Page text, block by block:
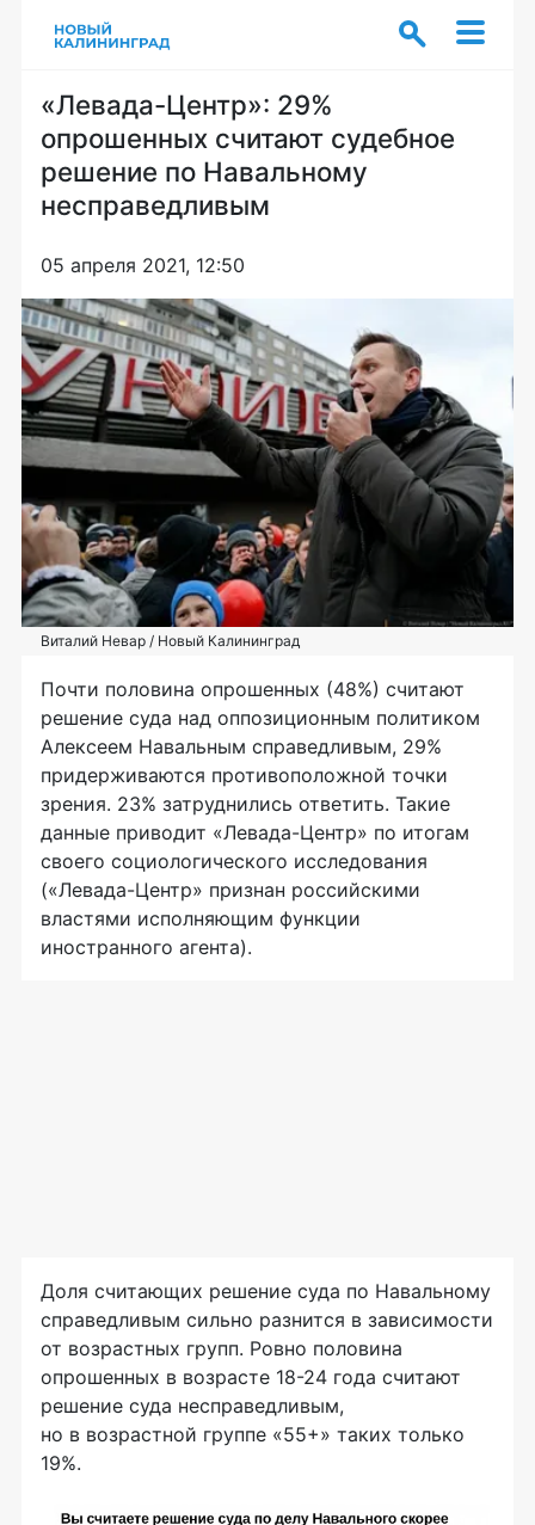
«Левада-Центр»: 29%
опрошенных считают судебное
решение по Навальному
несправедливым
05 апреля 2021, 12:50
Виталий Невар / Новый Калининград
Почти половина опрошенных (48%) считают
решение суда над оппозиционным политиком
Алексеем Навальным справедливым, 29%
придерживаются противоположной точки
зрения. 23% затруднились ответить. Такие
данные приводит «Левада-Центр» по итогам
своего социологического исследования
(«Левада-Центр» признан российскими
властями исполняющим функции
иностранного агента).
Доля считающих решение суда по Навальному
справедливым сильно разнится в зависимости
от возрастных групп. Ровно половина
опрошенных в возрасте 18-24 года считают
решение суда несправедливым,
но в возрастной группе «55+» таких только
19%.